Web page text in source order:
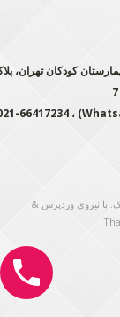
کودکان تهران، پلاک
نیروی وردپرس&